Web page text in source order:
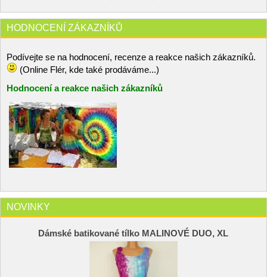
HODNOCENÍ ZÁKAZNÍKŮ
Podívejte se na hodnocení, recenze a reakce našich zákazníků.
(Online Flér, kde také prodáváme...)
Hodnocení a reakce našich zákazníků
NOVINKY
Dámské batikované tílko MALINOVÉ DUO, XL